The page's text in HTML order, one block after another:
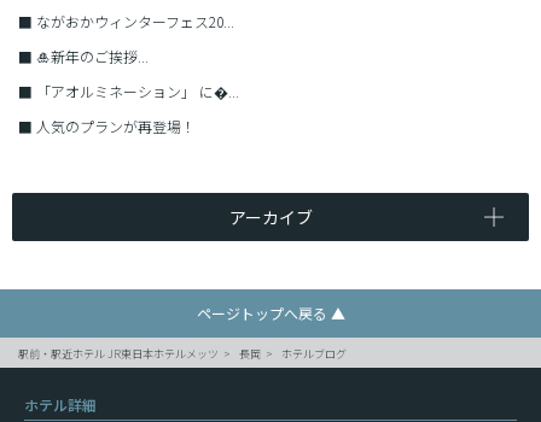
■ ながおかウィンターフェス20...
■ 🎍新年のご挨拶...
■
「アオルミネーション」 に�...
■ 人気のプランが再登場！
アーカイブ
ページトップへ戻る ▲
駅前・駅近ホテル JR東日本ホテルメッツ 長岡 ホテルブログ
ホテル詳細